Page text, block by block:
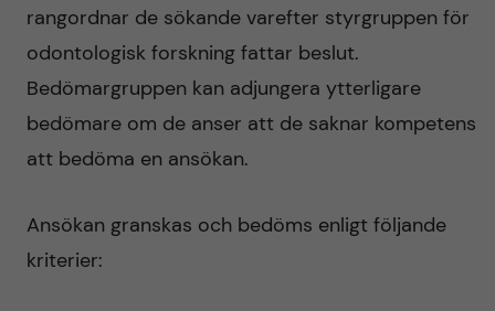
rangordnar de sökande varefter styrgruppen för
odontologisk forskning fattar beslut.
Bedömargruppen kan adjungera ytterligare
bedömare om de anser att de saknar kompetens
att bedöma en ansökan.
Ansökan granskas och bedöms enligt följande
kriterier: